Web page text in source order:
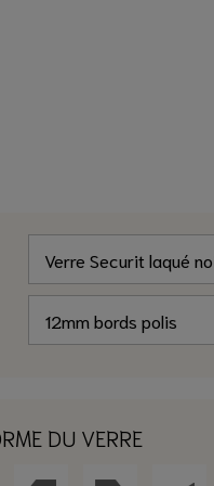
DU VERRE